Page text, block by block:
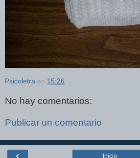
Psicoletra en 15:26
No hay comentarios:
Publicar un comentario
Inicio